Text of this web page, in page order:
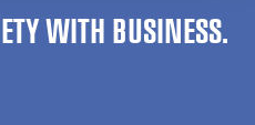
WITH BUSINESS.